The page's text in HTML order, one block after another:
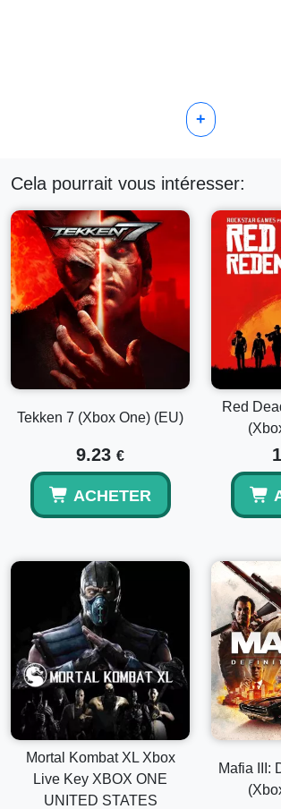
+
Cela pourrait vous intéresser:
Tekken 7 (Xbox One) (EU)
9.23 €
ACHETER
Red
Mortal Kombat XL Xbox
Live Key XBOX ONE
UNITED STATES
Mafia III: